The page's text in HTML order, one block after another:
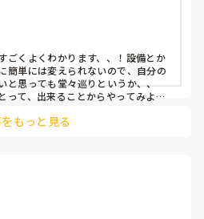
ごくよくわかります、、！設備とか
簡単には変えられないので、自分の
と思っても堂々巡りというか、、
って、出来ることからやってみよう
想の保育や保育観が確立されてき
ていて、毎日他の先生からも学ぶ
スフリーな素敵な園に出会えたと
もっと見る